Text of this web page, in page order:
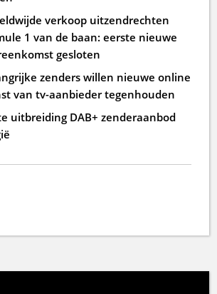
verkoop uitzendrechten
1 van de baan: eerste nieuwe
gesloten
zenders willen nieuwe online
van tv-aanbieder tegenhouden
uitbreiding DAB+ zenderaanbod